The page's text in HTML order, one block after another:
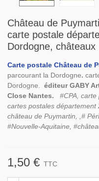
Château de
carte postale
Dordogne, châteaux
Carte postale Château de
parcourant la Dordogne.
Dordogne. éditeur GABY
Close Nantes.
#CPA, carte
cartes postales
château de Puymartin, ,#
#Nouvelle-Aquitaine,
1,50 € TTC